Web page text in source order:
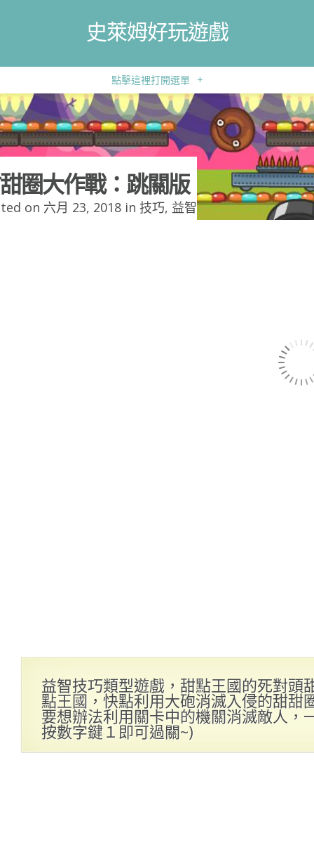
史萊姆好玩遊戲
點擊這裡打開選單 +
圈大作戰：跳關版
on 六月 23, 2018 in 技巧, 益智
益智技巧類型遊戲，甜點王國的死對頭
點王國，快點利用大砲消滅入侵的甜甜
要想辦法利用關卡中的機關消滅敵人，
按數字鍵１即可過關~)